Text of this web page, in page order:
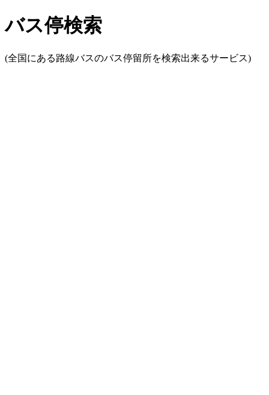
バス停検索
(全国にある路線バスのバス停留所を検索出来るサービス)